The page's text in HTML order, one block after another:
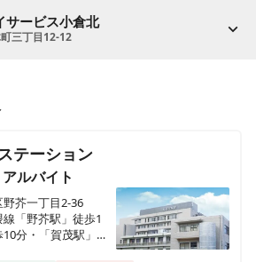
サービス小倉北
三丁目12-12
テーション
ルバイト
芥一丁目2-36
「野芥駅」徒歩1
分・「賀茂駅」徒